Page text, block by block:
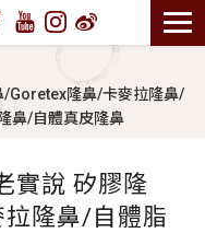
/Goretex隆鼻/卡麥拉隆鼻/
鼻/自體真皮隆鼻
實說 矽膠隆
隆鼻/自體脂